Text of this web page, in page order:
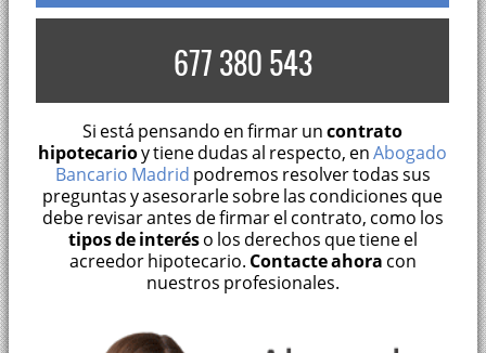
677 380 543
Si está pensando en firmar uncontrato
hipotecarioy tiene dudas al respecto, enAbogado
Bancario Madrid podremos resolver todas sus
preguntas y asesorarle sobre las condiciones que
debe revisar antes de firmar el contrato, como los
tipos de interéso los derechos que tiene el
acreedor hipotecario. Contacte ahora con
nuestros profesionales.